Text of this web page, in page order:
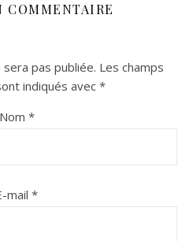
COMMENTAIRE
pas publiée. Les champs
indiqués avec *
Nom *
mail *